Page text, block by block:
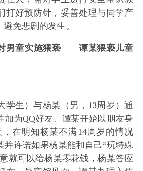
打好预防针，妥善处理与同学产
免悲剧的发生。
男童实施猥亵——谭某猥亵儿童
学生）与杨某（男，13周岁）通
加为QQ好友。谭某开始以朋友身
在明知杨某不满14周岁的情况
并许诺如果杨某能和自己“玩特殊
就可以给杨某零花钱，杨某答应